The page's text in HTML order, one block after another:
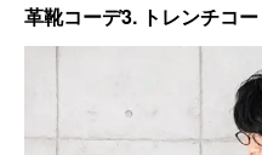
革靴コーデ3. トレンチコ